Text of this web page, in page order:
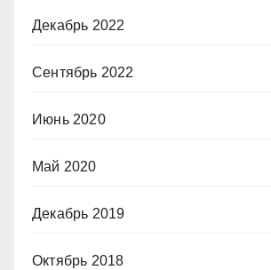
Декабрь 2022
Сентябрь 2022
Июнь 2020
Май 2020
Декабрь 2019
Октябрь 2018